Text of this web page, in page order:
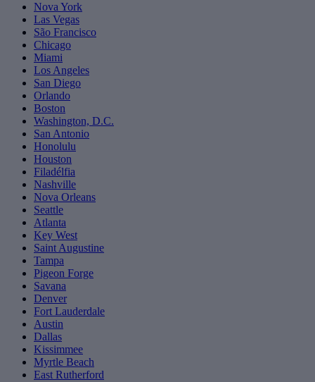
Nova York
Las Vegas
São Francisco
Chicago
Miami
Los Angeles
San Diego
Orlando
Boston
Washington, D.C.
San Antonio
Honolulu
Houston
Filadélfia
Nashville
Nova Orleans
Seattle
Atlanta
Key West
Saint Augustine
Tampa
Pigeon Forge
Savana
Denver
Fort Lauderdale
Austin
Dallas
Kissimmee
Myrtle Beach
East Rutherford